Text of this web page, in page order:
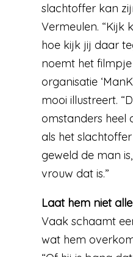
slachtoffer kan
Vermeulen. “Kijk
hoe kijk jij daar
noemt het
organisatie
mooi illustreert.
omstanders heel
als het
geweld de man
vrouw dat is.”
Laat hem niet
Vaak schaamt
wat hem